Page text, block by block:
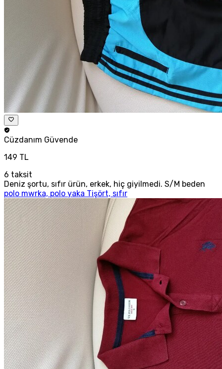
Cüzdanım Güvende
149 TL
6 taksit
Deniz şortu, sıfır ürün, erkek, hiç giyilmedi. S/M beden
polo mwrka, polo yaka Tişört, sıfır